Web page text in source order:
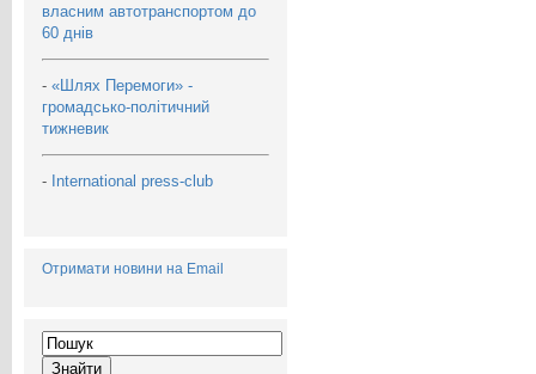
власним автотранспортом до
60 днів
- «Шлях Перемоги» -
громадсько-політичний
тижневик
- International press-club
Отримати новини на Email